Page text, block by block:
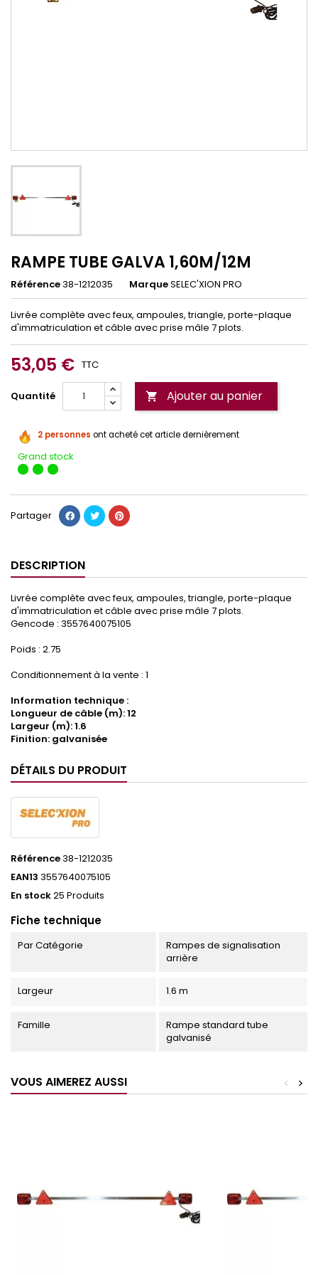
RAMPE TUBE GALVA 1,60M/12M
Référence38-1212035 MarqueSELEC'XION PRO
Livrée complète avec feux, ampoules, triangle, porte-plaque
d'immatriculation et câble avec prise mâle 7 plots.
53,05 € TTC
Quantité  Ajouter au panier
2 personnes ont acheté cet article dernièrement
Grand stock
Partager
DESCRIPTION
Livrée complète avec feux, ampoules, triangle, porte-plaque
d'immatriculation et câble avec prise mâle 7 plots.
Gencode : 3557640075105
Poids : 2.75
Conditionnement à la vente : 1
Information technique :
Longueur de câble (m): 12
Largeur (m): 1.6
Finition: galvanisée
DÉTAILS DU PRODUIT
Référence38-1212035
EAN13 3557640075105
En stock25 Produits
Fiche technique
Par Catégorie
Rampes de signalisation
arrière
Largeur 1.6 m
Famille
Rampe standard tube
galvanisé
VOUS AIMEREZ AUSSI >
<